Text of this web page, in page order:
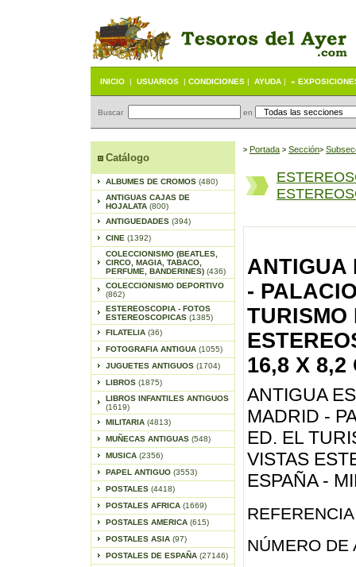
INICIO | USUARIOS | CONDICIONES | AYUDA | «
Buscar en
Catálogo
ALBUMES DE CROMOS (480)
ANTIGUAS CAJAS DE
HOJALATA (800)
ANTIGUEDADES (394)
CINE (1392)
COLECCIONISMO (BEATLES,
CIRCO, MAGIA, TABACO,
PERFUME, BANDERINES) (436)
COLECCIONISMO DEPORTIVO
(862)
ESTEREOSCOPIA - FOTOS
ESTEREOSCOPICAS (1385)
FILATELIA (36)
FOTOGRAFIA ANTIGUA (1055)
JUGUETES ANTIGUOS (1704)
LIBROS (1875)
LIBROS INFANTILES ANTIGUOS
(1619)
MILITARIA (4813)
MUÑECAS ANTIGUAS (548)
MUSICA (2356)
PAPEL ANTIGUO (3553)
POSTALES (4418)
POSTALES AFRICA (1669)
POSTALES AMERICA (615)
POSTALES ASIA (97)
POSTALES DE ESPAÑA (27146)
> Portada > Sección>
ANTIGUA
-
TURISMO
16,8 X 8,2
ANTIGUA
MADRID -
ED. EL
VISTAS
ESPAÑA -
NÚMERO DE